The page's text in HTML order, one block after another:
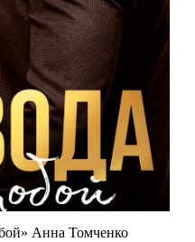
Анна Томченко